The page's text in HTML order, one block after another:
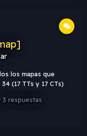
los mapas que
(17 TTs y 17 CTs)
KB Texturas:
3 respuestas